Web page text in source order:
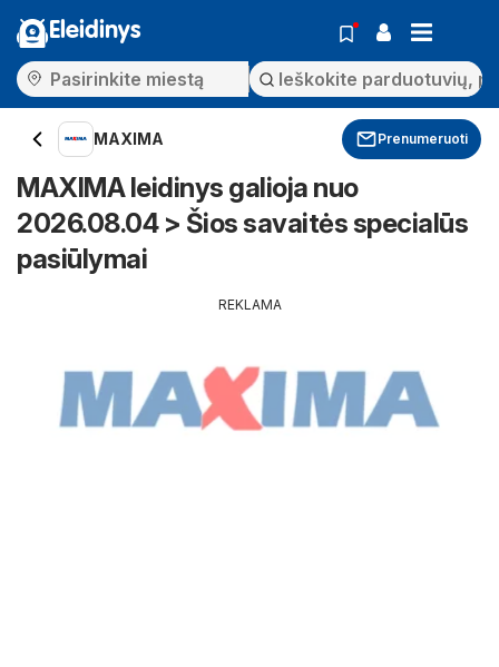
Eleidinys
MAXIMA Prenumeruoti
MAXIMA leidinys galioja nuo
2026.08.04 > Šios savaitės specialūs
pasiūlymai
REKLAMA